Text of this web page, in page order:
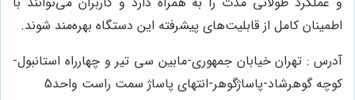
اطمینان کامل از قابلیت‌های پیشرفته این دستگاه بهره‌مند شوند.
آدرس : تهران خیابان جمهوری-مابین سی تیر و چهارراه استانبول-
کوچه گوهرشاد-پاساژگوهر-انتهای پاساژ سمت راست واحد5